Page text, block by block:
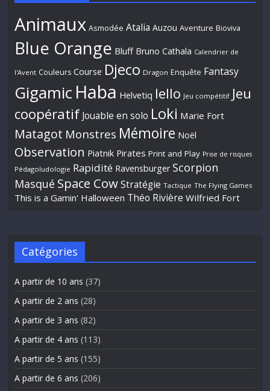
Animaux Asmodée Atalia Auzou Aventure Bioviva
Blue Orange Bluff Bruno Cathala Calendrier de
l'Avent Couleurs Course Djeco Dragon Enquête Fantasy
Gigamic Haba Helvetiq Iello Jeu compétitif Jeu
coopératif Jouable en solo Loki Marie Fort
Matagot Monstres Mémoire Noël
Observation Piatnik Pirates Print and Play Prise de risques
Pédagoludologie Rapidité Ravensburger Scorpion
Masqué Space Cow Stratégie Tactique The Flying Games
This is a Gamin' Halloween Théo Rivière Wilfried Fort
Catégories
A partir de 10 ans (37)
A partir de 2 ans (28)
A partir de 3 ans (82)
A partir de 4 ans (113)
A partir de 5 ans (155)
A partir de 6 ans (206)